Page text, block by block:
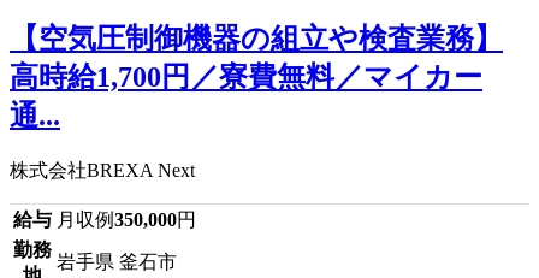
【空気圧制御機器の組立や検査業務】
高時給1,700円／寮費無料／マイカー
通...
株式会社BREXA Next
給与 月収例350,000円
勤務
岩手県 釜石市